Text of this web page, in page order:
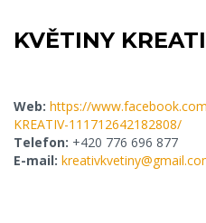
KVĚTINY
Web: https://
KREATIV-111712642182808/
Telefon: +420 776 696 877
E-mail: